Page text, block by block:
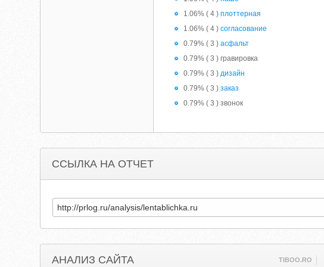
1.06% ( 4 )плоттерная
1.06% ( 4 )согласование
0.79% ( 3 )асфальт
0.79% ( 3 ) гравировка
0.79% ( 3 )дизайн
0.79% ( 3 )заказ
0.79% ( 3 ) звонок
ССЫЛКА НА ОТЧЕТ
АНАЛИЗ САЙТА TIBOO.RO